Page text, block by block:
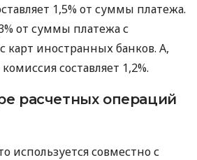
1,5% от суммы платежа.
от суммы платежа с
карт иностранных банков. А,
составляет 1,2%.
расчетных операций
используется совместно с